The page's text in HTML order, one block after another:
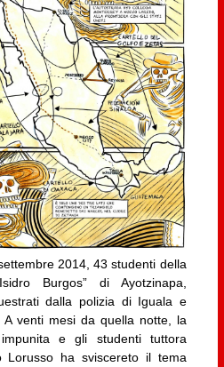
2014, 43 studenti della
Burgos” di Ayotzinapa,
dalla polizia di Iguala e
A venti mesi da quella notte, la
e gli studenti tuttora
Lorusso ha sviscereto il tema